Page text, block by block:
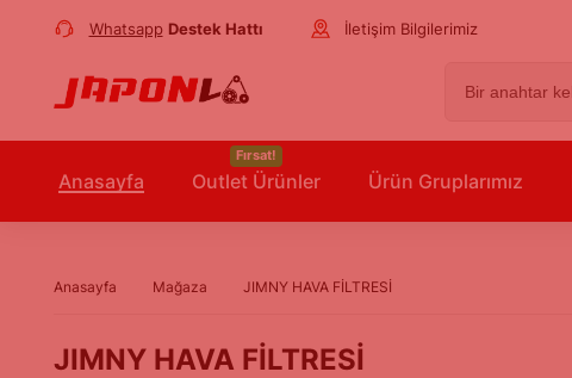
Whatsapp Destek Hattı İletişim Bilgilerimiz
Anasayfa Outlet Ürünler
Fırsat!
Ürün Gruplarımız
Anasayfa Mağaza JIMNY HAVA FİLTRESİ
JIMNY HAVA FİLTRESİ